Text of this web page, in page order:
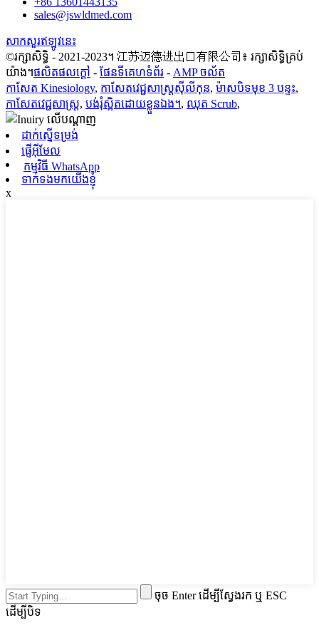
sales@jswldmed.com
សាកសួរឥឡូវនេះ
©រក្សាសិទ្ធិ - 2021-2023។ 江苏迈德进出口有限公司៖ រក្សាសិទ្ធិគ្រប់
យ៉ាង។ផលិតផលក្តៅ - ផែនទីគេហទំព័រ - AMP ចល័ត
កាសែត Kinesiology, កាសែតវេជ្ជសាស្ត្រស៊ីលីកុន, ម៉ាសបិទមុខ 3 បន្ទះ,
កាសែតវេជ្ជសាស្ត្រ, បង់រុំស្អិតដោយខ្លួនឯង។, ឈុត Scrub,
ដាក់ស្នើទម្រង់
ផ្ញើអ៊ីមែល
កម្មវិធី WhatsApp
ទាក់ទងមកយើងខ្ញុំ
x
ចុច Enter ដើម្បីស្វែងរក ឬ ESC
ដើម្បីបិទ